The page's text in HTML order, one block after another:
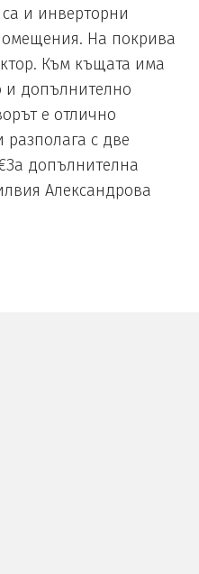
и инверторни
На покрива
Към къщата има
и допълнително
е отлично
с две
допълнителна
Александрова